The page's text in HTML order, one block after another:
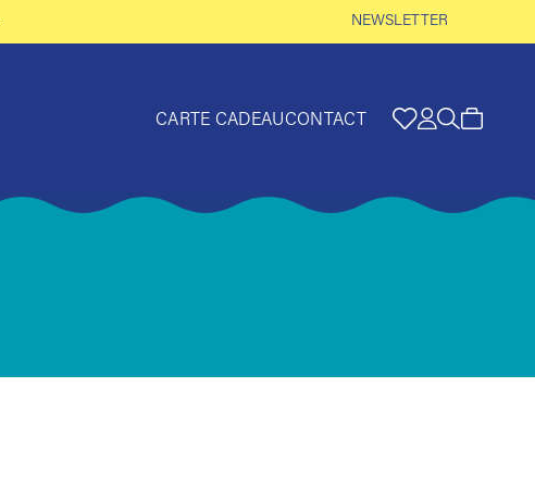
NEWSLETTER
CARTE CADEAUCONTACT